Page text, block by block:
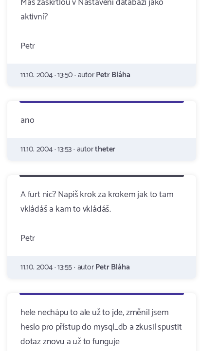
aktivní?
Petr
11.10. 2004 · 13:50 · autorPetr Bláha
ano
11.10. 2004 · 13:53 · autortheter
A furt nic? Napiš krok za krokem jak to tam
vkládáš a kam to vkládáš.
Petr
11.10. 2004 · 13:55 · autorPetr Bláha
hele nechápu to ale už to jde, změnil jsem
heslo pro přístup do mysql_db a zkusil spustit
dotaz znovu a už to funguje